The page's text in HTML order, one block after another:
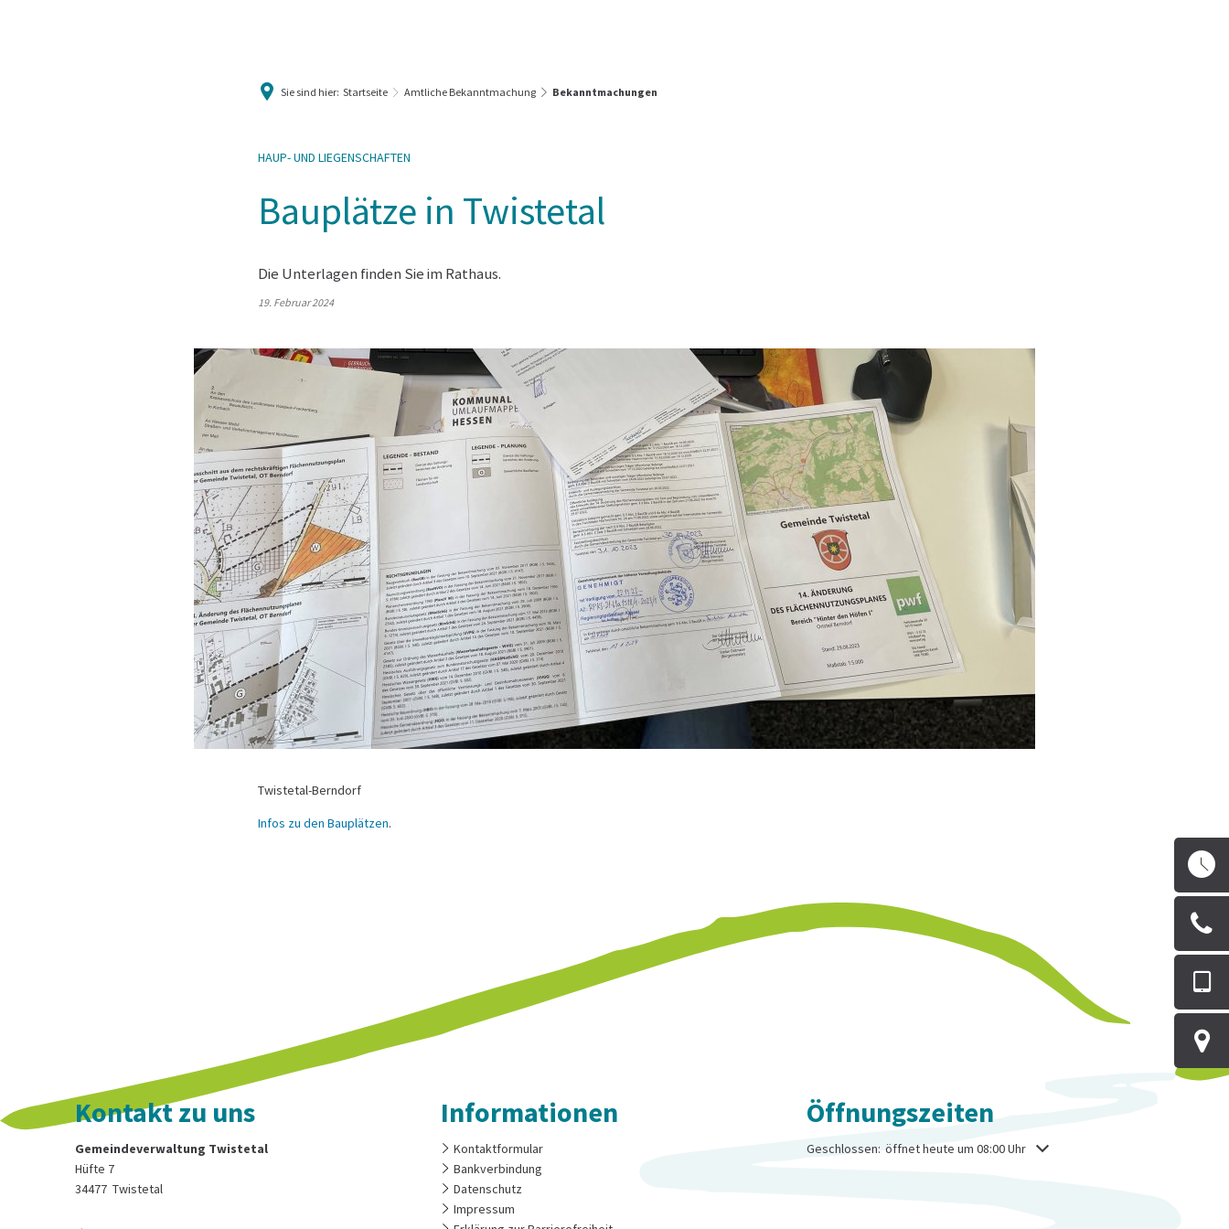
Sie sind hier: Startseite Amtliche Bekanntmachung Bekanntmachungen
HAUP- UND LIEGENSCHAFTEN
Bauplätze in Twistetal
Die Unterlagen finden Sie im Rathaus.
19. Februar 2024
Twistetal-Berndorf
Infos zu den Bauplätzen.
Kontakt zu uns
Gemeindeverwaltung Twistetal
Hüfte 7
34477 Twistetal
Informationen
Kontaktformular
Bankverbindung
Datenschutz
Impressum
Öffnungszeiten
Klicken, um weitere Öffnungs- oder Schließzeiten auszublenden
Geschlossen: öffnet heute um 08:00 Uhr